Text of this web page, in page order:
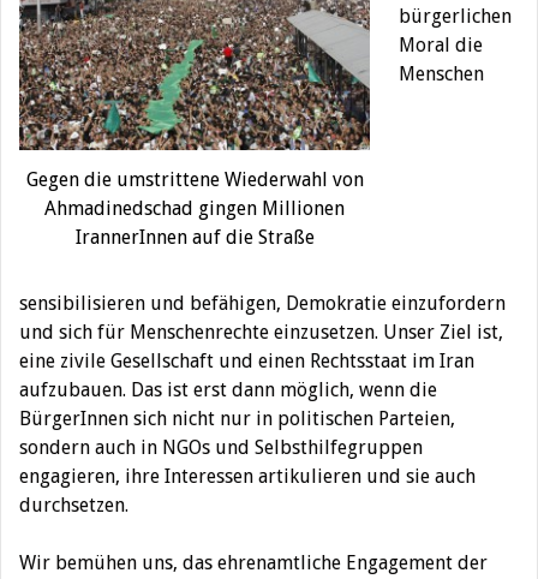
Gegen die umstrittene Wiederwahl von
Ahmadinedschad gingen Millionen
IrannerInnen auf die Straße
bürgerlichen
Moral die
Menschen
sensibilisieren und befähigen, Demokratie einzufordern
und sich für Menschenrechte einzusetzen. Unser Ziel ist,
eine zivile Gesellschaft und einen Rechtsstaat im Iran
aufzubauen. Das ist erst dann möglich, wenn die
BürgerInnen sich nicht nur in politischen Parteien,
sondern auch in NGOs und Selbsthilfegruppen
engagieren, ihre Interessen artikulieren und sie auch
durchsetzen.
Wir bemühen uns, das ehrenamtliche Engagement der